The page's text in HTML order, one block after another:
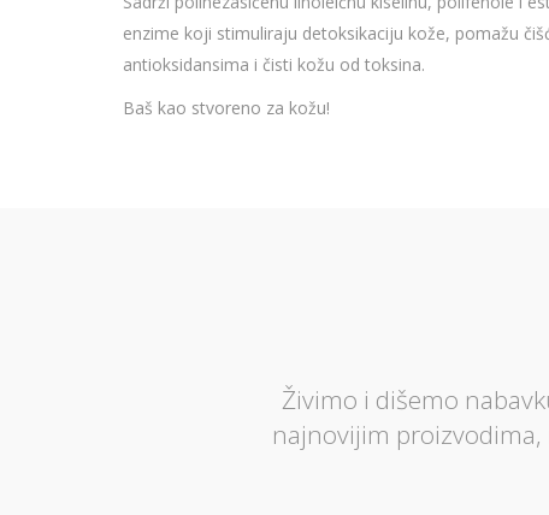
enzime koji stimuliraju detoksikaciju kože, pomažu
antioksidansima i čisti kožu od toksina.
Baš kao stvoreno za kožu!
Živimo i dišemo
najnovijim